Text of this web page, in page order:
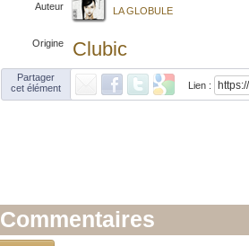
Auteur LA GLOBULE
Origine Clubic
Partager
cet élément
Lien :
Commentaires